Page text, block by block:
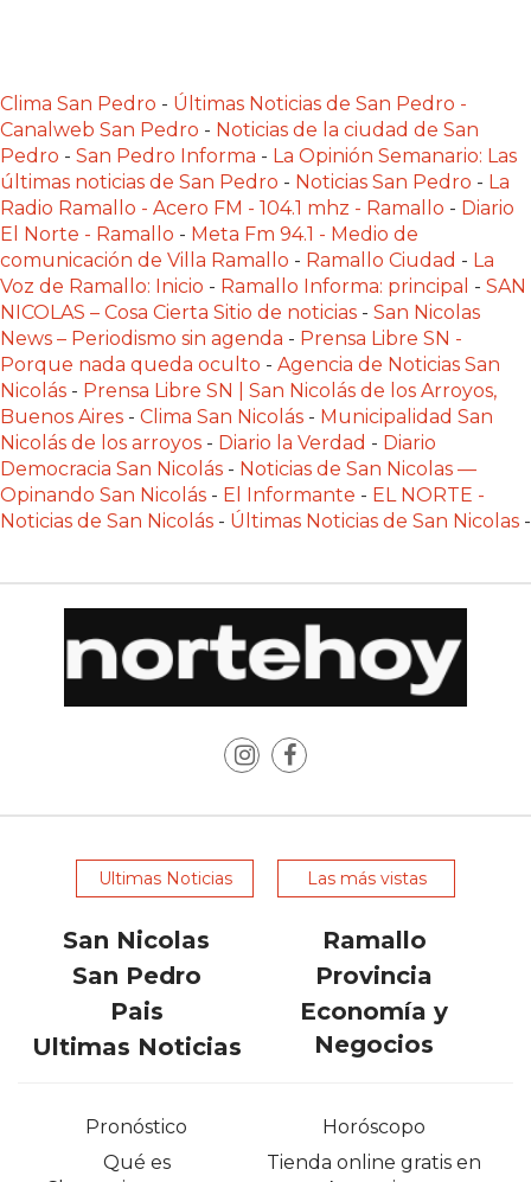
RESTAURANTES
Y
DELIVERIES
CREAR
UNA
TIENDA
ONLINE:
¿CUÁL
ES
LA
MEJOR
PLATAFORMA?
CHANGUITO.COM.AR,
LA
POR
COMISIÓN
CREAR
ONLINE
Clima San Pedro - Últimas Noticias de San Pedro -
Canalweb San Pedro - Noticias de la ciudad de San
Pedro - San Pedro Informa - La Opinión Semanario: Las
últimas noticias de San Pedro - Noticias San Pedro - La
Radio Ramallo - Acero FM - 104.1 mhz - Ramallo - Diario
El Norte - Ramallo - Meta Fm 94.1 - Medio de
comunicación de Villa Ramallo - Ramallo Ciudad - La
Voz de Ramallo: Inicio - Ramallo Informa: principal - SAN
NICOLAS – Cosa Cierta Sitio de noticias - San Nicolas
News – Periodismo sin agenda - Prensa Libre SN -
Porque nada queda oculto - Agencia de Noticias San
Nicolás - Prensa Libre SN | San Nicolás de los Arroyos,
Buenos Aires - Clima San Nicolás - Municipalidad San
Nicolás de los arroyos - Diario la Verdad - Diario
Democracia San Nicolás - Noticias de San Nicolas —
Opinando San Nicolás - El Informante - EL NORTE -
Noticias de San Nicolás - Últimas Noticias de San Nicolas -
Ultimas Noticias Las más vistas
San Nicolas
Ramallo
San Pedro
Provincia
Pais
Economía y
Negocios
Ultimas Noticias
Pronóstico
Horóscopo
Qué es
Tienda online gratis en